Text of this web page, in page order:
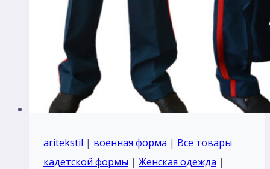
aritekstil | военная форма | Все товары
кадетской формы | Женская одежда |